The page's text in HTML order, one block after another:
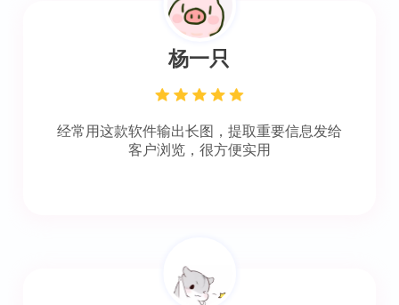
杨一只
经常用这款软件输出长图，提取重要信息发给
客户浏览，很方便实用